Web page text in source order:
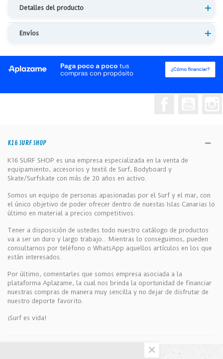
Detalles del producto
Envíos
K16 SURF SHOP
K16 SURF SHOP es una empresa especializada en la venta de
equipamiento, accesorios y textil de Surf, Bodyboard y
Skate/Surfskate con más de 20 años en activo.
Somos un equipo de personas apasionadas por el Surf y el mar, con
el único objetivo de poder ofrecer dentro de nuestas Islas Canarias lo
último en material a precios competitivos.
Tener a disposición de ustedes todo nuestro catálogo de productos
va a ser un duro y largo trabajo... Mientras lo conseguimos, pueden
consultarnos por teléfono o WhatsApp aquellos artículos en los que
están interesados.
Por último, comentarles que somos empresa asociada a la
plataforma Aplazame, la cual nos brinda la oportunidad de financiar
nuestras compras de manera muy sencilla y no dejar de disfrutar de
nuestro deporte favorito.
¡Surf es vida!
×